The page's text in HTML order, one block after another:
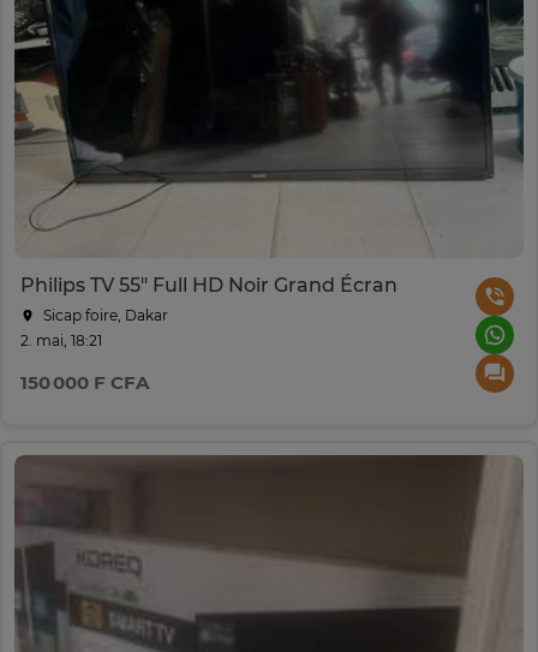
Philips TV 55" Full HD Noir Grand Écran
Sicap foire, Dakar
2. mai, 18:21
150 000 F CFA